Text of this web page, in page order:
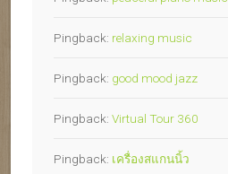
Pingback: relaxing music
Pingback: good mood jazz
Pingback: Virtual Tour 360
Pingback: เครื่องสแกนนิ้ว